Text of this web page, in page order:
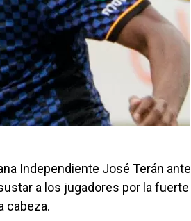
Independiente José Terán ante
a los jugadores por la fuerte
cabeza.